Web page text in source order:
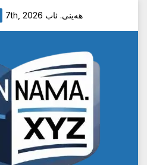
هەینی. ئاب 7th, 2026